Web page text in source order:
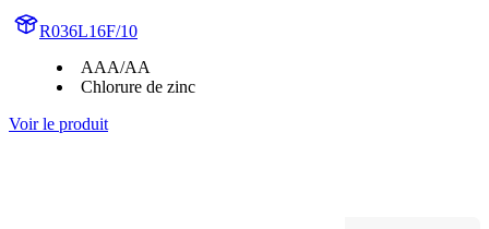
R036L16F/10
AAA/AA
Chlorure de zinc
Voir le produit